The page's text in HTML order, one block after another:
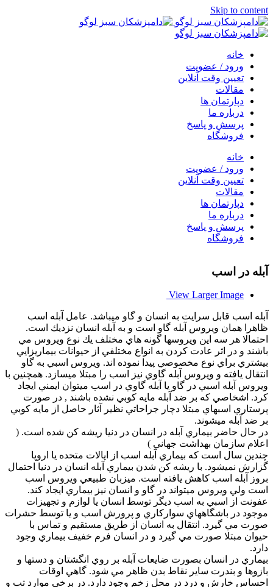
Skip to content
خانه
ورود / عضویت
تعیین وقت آنلاین
مقالات
دپارتمان ها
درباره ما
پرسش و پاسخ
فروشگاه
خانه
ورود / عضویت
تعیین وقت آنلاین
مقالات
دپارتمان ها
درباره ما
پرسش و پاسخ
فروشگاه
آبله در اسب
View Larger Image
آبله اسب قابل سرايت به انسان و گاو ميباشد. عامل آبله اسب
ظاهرا همان ويروس آبله گاو است و به آبله انسان نزديك است.
احتمالا هر سه اين ويروسها گونه هاي مختلف يك نوع ويروس مي
باشند و در اثر عادت كردن به انواع مختلفي از حيوانات بيماريزايي
بيشتري براي نوع مخصوصي پيدا نموده اند. ويروس اسبي به گاو
انتقال يافته و ويروس آبله گاوي نيز اسب را مبتلا ميسازد. همچنين با
ويروس آبله اسبي در گاو يا آبله گاوي در اسب ميتوان ايمني ايجاد
كرد. اشخاصي كه بر ضد آبله مايه كوبي نشده باشند , در صورت
پرستاري اسبهاي مبتلا دچار جراحاتي نظير آثار حاصل از مايه كوبي
بر ضد آبله ميشوند.
در حال حاضر بيماري آبله در انسان در دنيا ريشه كن شده است. (
اعلام سازمان بهداشت جهاني )
چندين سال است كه بيماري آبله اسب از ايالات متحده يا اروپا
گزارش نميشود. با ريشه كن شدن بيماري آبله انسان در دنيا احتمال
بروز آبله اسب كاهش يافته است. ميزبان طبيعي ويروس اسب
است ولي ويروس ميتواند در گاو و انسان نيز بيماري ايجاد كند.
عفونت از اسبي به اسب ديگر توسط انسان يا لوازم و تجهيزات
موجود در باشگاههاي سواركاري و پرورش اسب و يا توسط حشرات
صورت مي گيرد. انتقال به انسان از طريق مستقيم و تماس با
حيوان مبتلا صورت مي گيرد و در انسان فرم خفيف بيماري وجود
دارد.
بيماري در انسان بصورت ضايعات آبله بر روي انگشتان و دستها و
بازوها و بندرت ساير نقاط بدن ظاهر مي شود. گاهي اوقات
احساس خارش و درد در محل زخم وجود دارد. در برخي موارد تب و